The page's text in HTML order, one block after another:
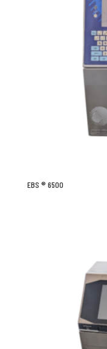
EBS ® 6500